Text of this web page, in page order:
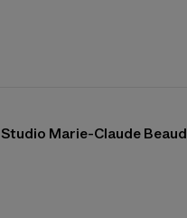
Studio Marie-Claude Beaud